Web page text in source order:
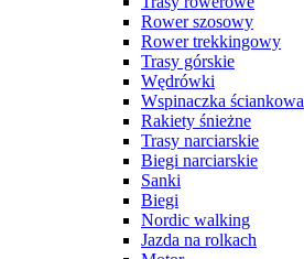
Rower szosowy
Rower trekkingowy
Trasy górskie
Wędrówki
Wspinaczka ściankowa
Rakiety śnieżne
Trasy narciarskie
Biegi narciarskie
Sanki
Biegi
Nordic walking
Jazda na rolkach